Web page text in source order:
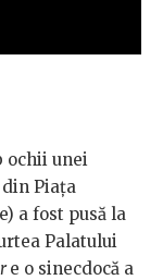
ochii unei
Piața
a fost pusă la
Palatului
e o sinecdocă a